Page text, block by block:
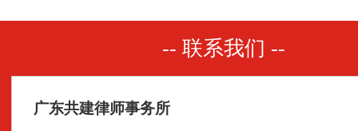
-- 联系我们 --
广东共建律师事务所